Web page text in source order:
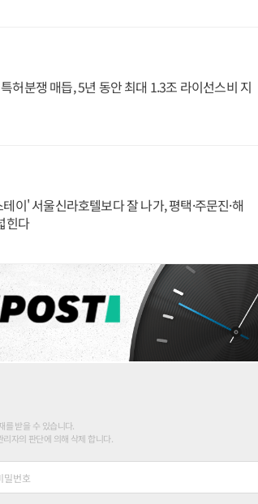
허분쟁 매듭, 5년 동안 최대 1.3조 라이선스비 지
이' 서울신라호텔보다 잘 나가, 평택·주문진·해
힌다
를 받을 수 있습니다.
자의 판단에 의해 삭제 합니다.